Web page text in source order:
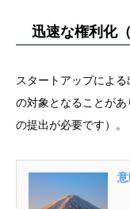
迅速な権利化
スタートアップによ
の対象となることがあ
の提出が必要です）。